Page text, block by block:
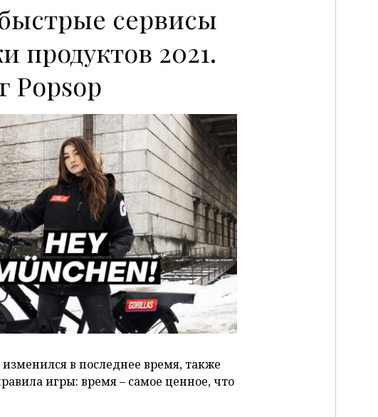
сервисы
продуктов 2021.
Popsop
P
в последнее время, также
игры: время – самое ценное, что